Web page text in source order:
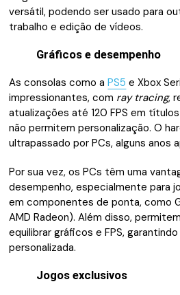
versátil, podendo ser usado para
trabalho e edição de vídeos.
Gráficos e desempenho
As consolas como aPS5 e Xbox
impressionantes, com ray tracing,
atualizações até 120 FPS em
não permitem personalização. O
ultrapassado por PCs, alguns anos
Por sua vez, os PCs têm uma
desempenho, especialmente para
em componentes de ponta, como
AMD Radeon). Além disso,
equilibrar gráficos e FPS,
personalizada.
Jogos exclusivos